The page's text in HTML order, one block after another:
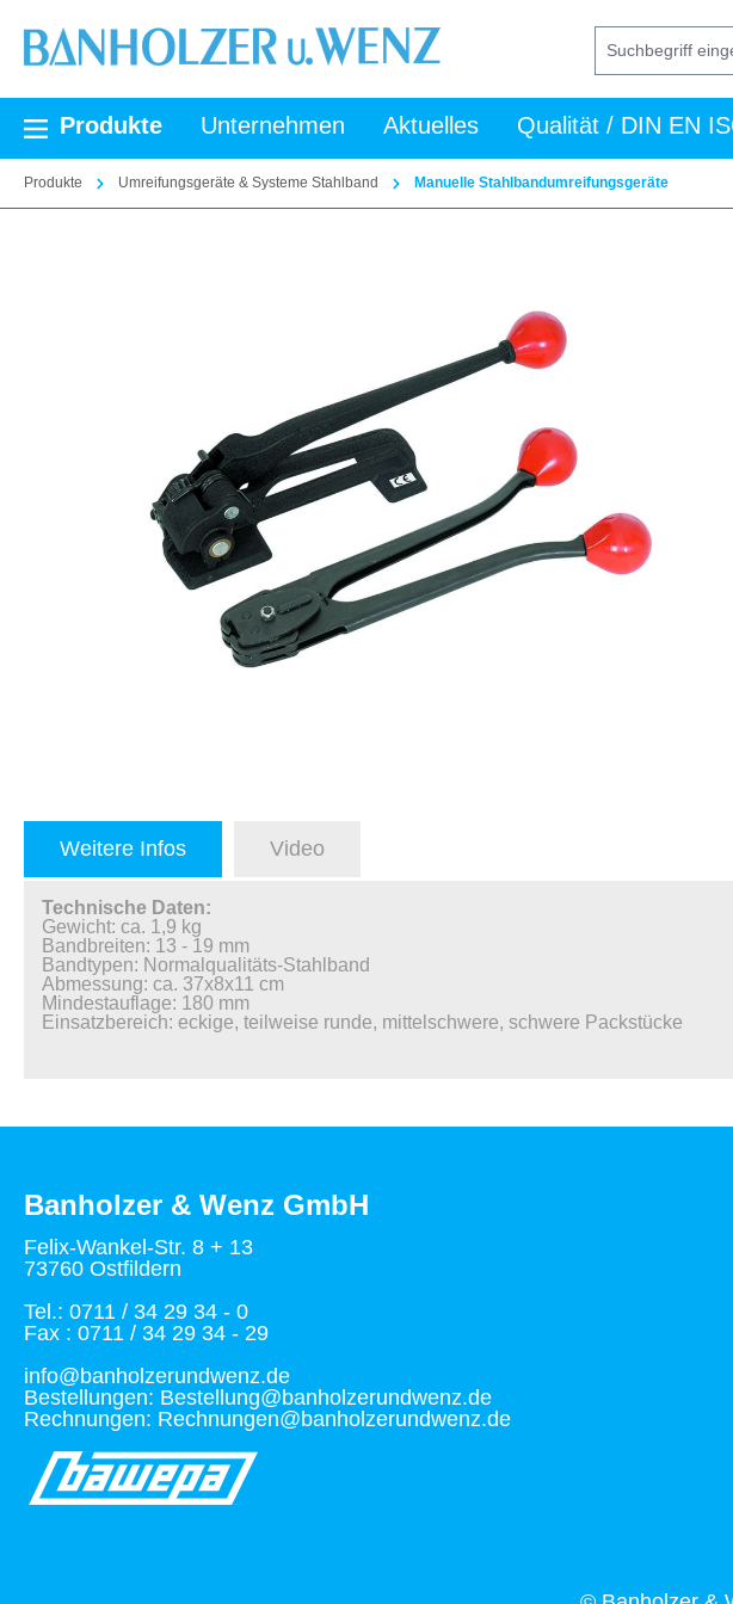
Zur Hauptnavigation springen
Produkte Unternehmen Aktuelles Qualität / DIN EN
Produkte Umreifungsgeräte & Systeme Stahlband Manuelle Stahlbandumreifungsgeräte
Weitere Infos Video
Technische Daten:
Gewicht: ca. 1,9 kg
Bandbreiten: 13 - 19 mm
Bandtypen: Normalqualitäts-Stahlband
Abmessung: ca. 37x8x11 cm
Mindestauflage: 180 mm
Einsatzbereich: eckige, teilweise runde, mittelschwere, schwere Packstücke
Banholzer & Wenz GmbH
Felix-Wankel-Str. 8 + 13
73760 Ostfildern
Tel.: 0711 / 34 29 34 - 0
Fax : 0711 / 34 29 34 - 29
info@banholzerundwenz.de
Bestellungen: Bestellung@banholzerundwenz.de
Rechnungen: Rechnungen@banholzerundwenz.de